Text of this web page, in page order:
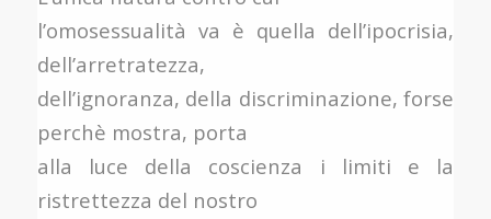
l’omosessualità va è quella dell’ipocrisia,
dell’arretratezza,
dell’ignoranza, della discriminazione, forse
perchè mostra, porta
alla luce della coscienza i limiti e la
ristrettezza del nostro